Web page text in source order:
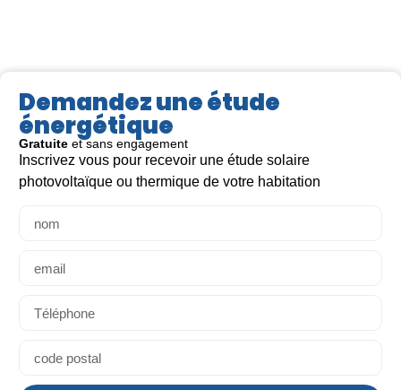
Lire la suite >
Demandez une étude
énergétique
Gratuite et sans engagement
Inscrivez vous pour recevoir une étude solaire
photovoltaïque ou thermique de votre habitation